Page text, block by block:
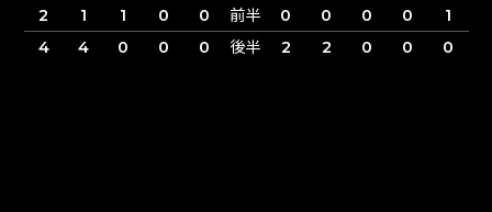
2
1 1 0 0 前半 0 0 0 0
1
4
4 0 0 0 後半 2 2 0 0 0